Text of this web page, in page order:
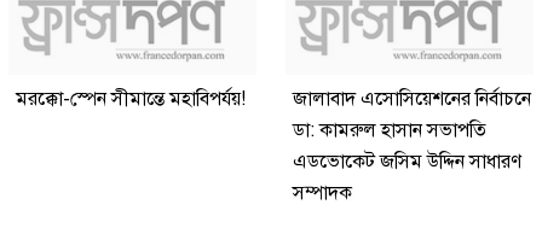
মরক্কো-স্পেন সীমান্তে মহাবিপর্যয়!
জালাবাদ এসোসিয়েশনের নির্বাচনে
ডা: কামরুল হাসান সভাপতি
এডভোকেট জসিম উদ্দিন সাধারণ
সম্পাদক